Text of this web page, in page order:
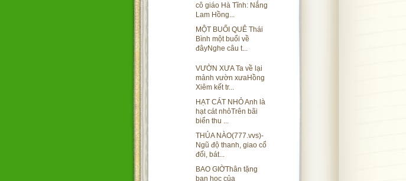
cô giáo Hà Tĩnh: Nắng
Lam Hồng...
MỘT BUỔI QUÊ Thái
Bình một buổi về
đâyNghe câu t...
VƯỜN XƯA Ta về lại
mảnh vườn xưaHồng
Xiêm kết tr...
HẠT CÁT NHỎ Anh là
hạt cát nhỏTrên bãi
biển thu ...
THỦA NÀO(777.vvs)-
Ngũ độ thanh, giao cổ
đối, bát...
BAO GIỜThân tặng
bạn học của